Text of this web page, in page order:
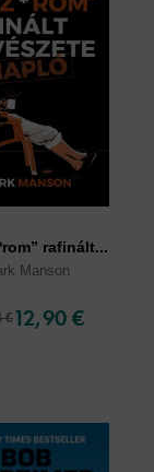
rafinált...
Manson
€12,90 €